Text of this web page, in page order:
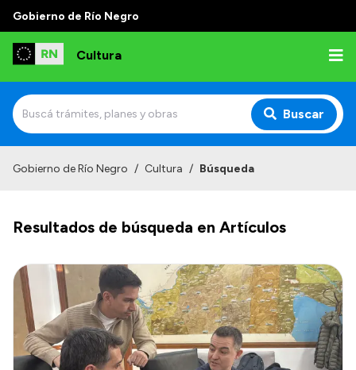
Gobierno de Río Negro
Cultura
Buscar
Funciones
Autoridades
Delegaciones
Normativa
Gobierno de Río Negro / Cultura / Búsqueda
Resultados de búsqueda en Artículos